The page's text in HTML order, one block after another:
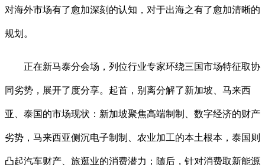
对海外市场有了愈加深刻的认知，对于出海之有了愈加清晰的
规划。
正在新马泰分会场，列位行业专家环绕三国市场特征取协
同劣势，展开了度分享。起首，别离分解了新加坡、马来西
亚、泰国的市场现状：新加坡聚焦高端制制、数字经济的财产
劣势，马来西亚侧沉电子制制、农业加工的本土根本，泰国则
凸起汽车财产、旅逛业的消费潜力；随后，针对消费取新能源